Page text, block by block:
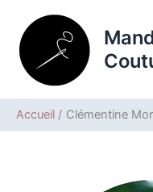
contenu
Accueil Clémentine